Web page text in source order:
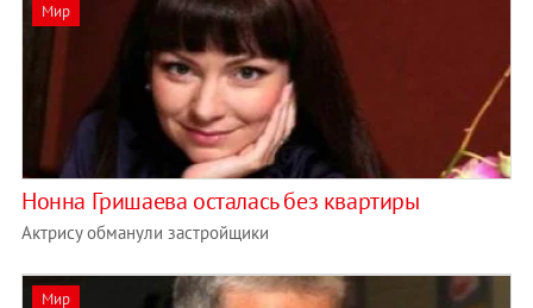
Мир
Нонна Гришаева осталась без квартиры
Актрису обманули застройщики
Мир